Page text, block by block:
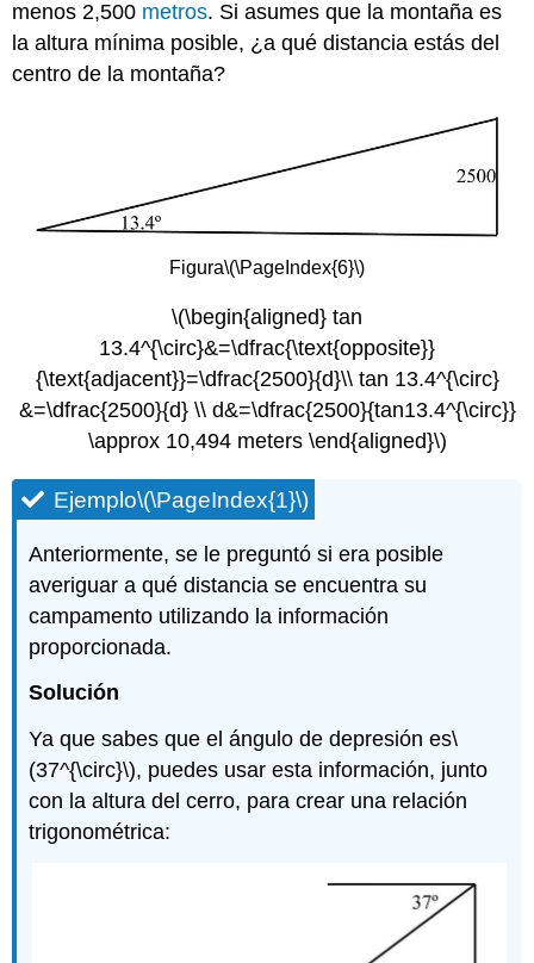
menos 2,500 metros. Si asumes que la montaña es
la altura mínima posible, ¿a qué distancia estás del
centro de la montaña?
Figura\(\PageIndex{6}\)
\(\begin{aligned} tan
13.4^{\circ}&=\dfrac{\text{opposite}}
{\text{adjacent}}=\dfrac{2500}{d}\\ tan 13.4^{\circ}
&=\dfrac{2500}{d} \\ d&=\dfrac{2500}{tan13.4^{\circ}}
\approx 10,494 meters \end{aligned}\)
Ejemplo\(\PageIndex{1}\)
Anteriormente, se le preguntó si era posible
averiguar a qué distancia se encuentra su
campamento utilizando la información
proporcionada.
Solución
Ya que sabes que el ángulo de depresión es\
(37^{\circ}\), puedes usar esta información, junto
con la altura del cerro, para crear una relación
trigonométrica: